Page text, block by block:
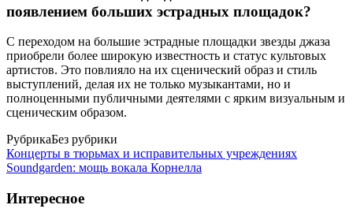
появлением больших эстрадных площадок?
С переходом на большие эстрадные площадки звезды джаза
приобрели более широкую известность и статус культовых
артистов. Это повлияло на их сценический образ и стиль
выступлений, делая их не только музыкантами, но и
полноценными публичными деятелями с ярким визуальным и
сценическим образом.
РубрикаБез рубрики
Концерты в тюрьмах и исправительных учреждениях
Soundgarden: мощь вокала Корнелла
Интересное